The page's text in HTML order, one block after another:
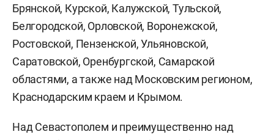
Брянской, Курской, Калужской, Тульской,
Белгородской, Орловской, Воронежской,
Ростовской, Пензенской, Ульяновской,
Саратовской, Оренбургской, Самарской
областями, а также над Московским регионом,
Краснодарским краем и Крымом.
Над Севастополем и преимущественно над